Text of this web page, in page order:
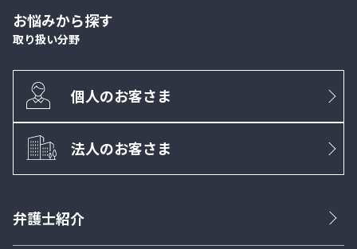
お悩みから探す
取り扱い分野
個人のお客さま
法人のお客さま
弁護士紹介